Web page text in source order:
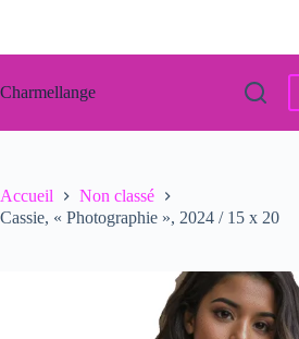
Charmellange
Accueil
Non classé
Cassie, « Photographie », 2024 / 15 x 20